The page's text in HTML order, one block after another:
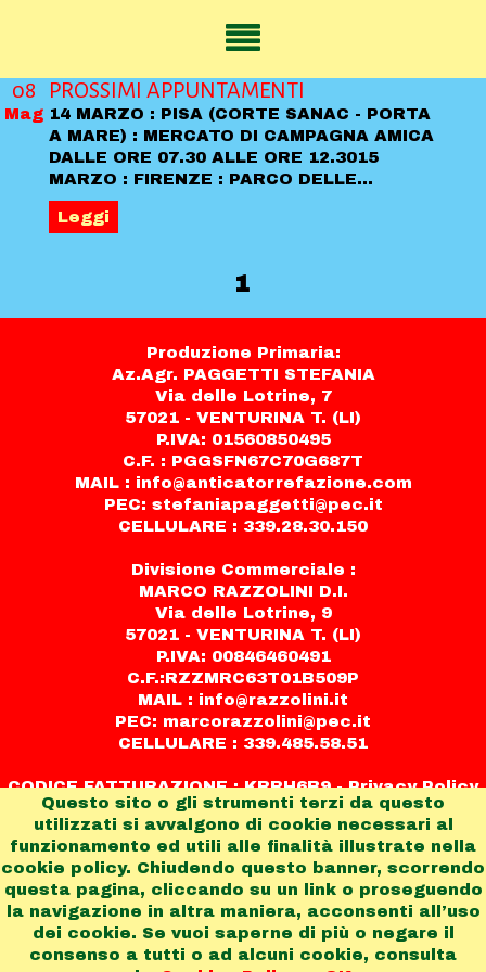
08
Mag
PROSSIMI APPUNTAMENTI
14 MARZO : PISA (CORTE SANAC - PORTA
A MARE) : MERCATO DI CAMPAGNA AMICA
DALLE ORE 07.30 ALLE ORE 12.3015
MARZO : FIRENZE : PARCO DELLE...
Leggi
1
Produzione Primaria:
Az.Agr. PAGGETTI STEFANIA
Via delle Lotrine, 7
57021 - VENTURINA T. (LI)
P.IVA: 01560850495
C.F. : PGGSFN67C70G687T
MAIL : info@anticatorrefazione.com
PEC: stefaniapaggetti@pec.it
CELLULARE : 339.28.30.150
Divisione Commerciale :
MARCO RAZZOLINI D.I.
Via delle Lotrine, 9
57021 - VENTURINA T. (LI)
P.IVA: 00846460491
C.F.:RZZMRC63T01B509P
MAIL : info@razzolini.it
PEC: marcorazzolini@pec.it
CELLULARE : 339.485.58.51
CODICE FATTURAZIONE : KRRH6B9 -Privacy Policy
Condividi
Questo sito o gli strumenti terzi da questo
utilizzati si avvalgono di cookie necessari al
funzionamento ed utili alle finalità illustrate nella
cookie policy. Chiudendo questo banner, scorrendo
questa pagina, cliccando su un link o proseguendo
la navigazione in altra maniera, acconsenti all’uso
dei cookie. Se vuoi saperne di più o negare il
consenso a tutti o ad alcuni cookie, consulta